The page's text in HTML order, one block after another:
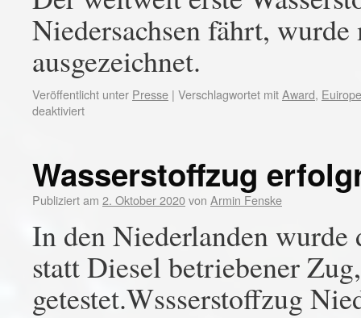
Niedersachsen fährt,
ausgezeichnet.
Veröffentlicht unter Presse | Verschlagwortet mitAward,
deaktiviert
Wasserstoffzug
Publiziert am 2. Oktober 2020von Armin Fenske
In den Niederlanden
statt Diesel betriebener
getestet.Wssserstoffzug